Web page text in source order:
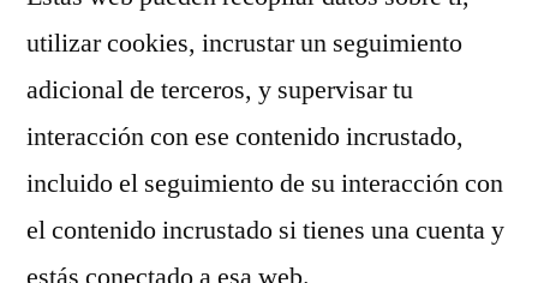
utilizar cookies, incrustar un seguimiento
adicional de terceros, y supervisar tu
interacción con ese contenido incrustado,
incluido el seguimiento de su interacción con
el contenido incrustado si tienes una cuenta y